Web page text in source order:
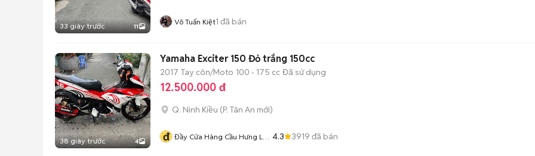
33 giây trước 11 Võ Tuấn Kiệt1 đã bán
38 giây trước 4
Yamaha Exciter 150 Đỏ trắng 150cc
2017 Tay côn/Moto 100 - 175 cc Đã sử dụng
12.500.000 đ
Q. Ninh Kiều (P. Tân An mới)
đ Đầy Cửa Hàng Cầu Hưng Lợi 4.3 3919 đã bán